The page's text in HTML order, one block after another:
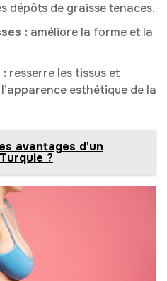
dépôts de graisse tenaces.
: améliore la forme et la
: resserre les tissus et
esthétique de la
avantages d'un
?